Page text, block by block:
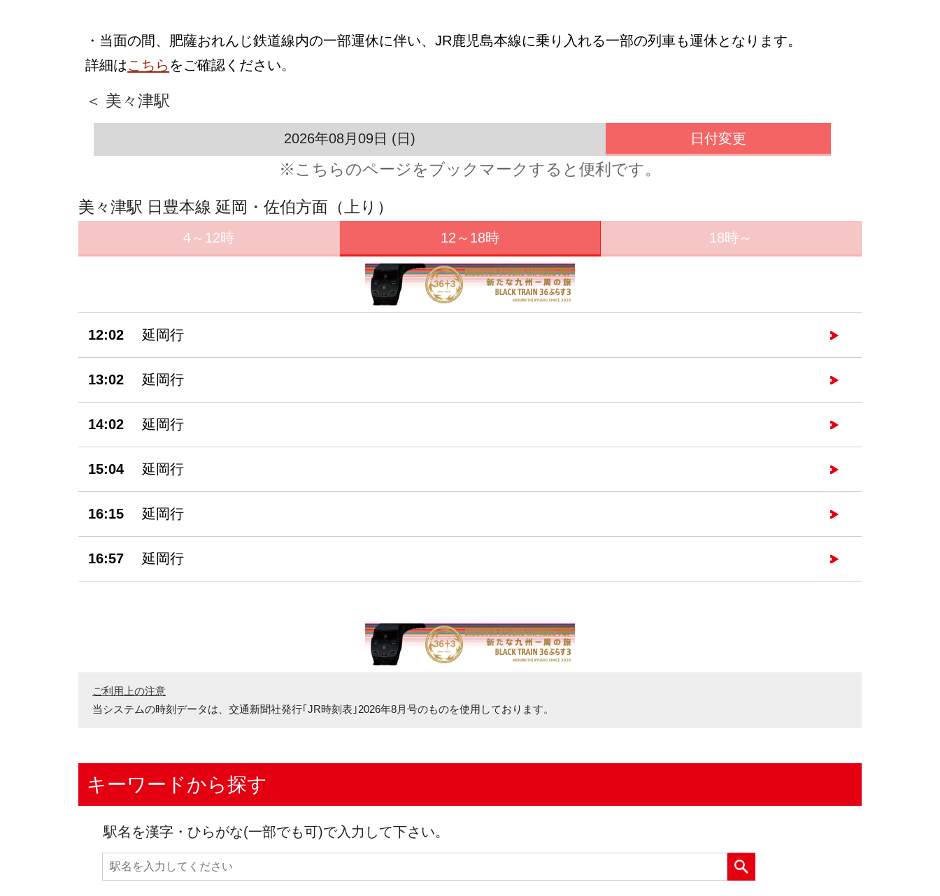
・当面の間、肥薩おれんじ鉄道線内の一部運休に伴い、JR鹿児島本線に乗り入れる一部の列車も運休となります。
詳細はこちら をご確認ください。
＜ 美々津駅
2026年08月09日 (日) 日付変更
※こちらのページをブックマークすると便利です。
美々津駅 日豊本線 延岡・佐伯方面（上り）
4～12時 12～18時 18時～
12:02 延岡行
13:02 延岡行
14:02 延岡行
15:04 延岡行
16:15 延岡行
16:57 延岡行
ご利用上の注意
当システムの時刻データは、 交通新聞社発行｢JR時刻表｣2026年8月号のものを使用しております。
キーワードから探す
駅名を漢字・ひらがな(一部でも可)で入力して下さい。